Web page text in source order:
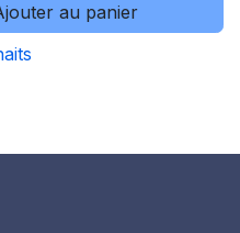
au panier